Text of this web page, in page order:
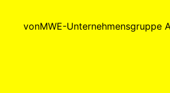
vonMWE-Unternehmensgruppe